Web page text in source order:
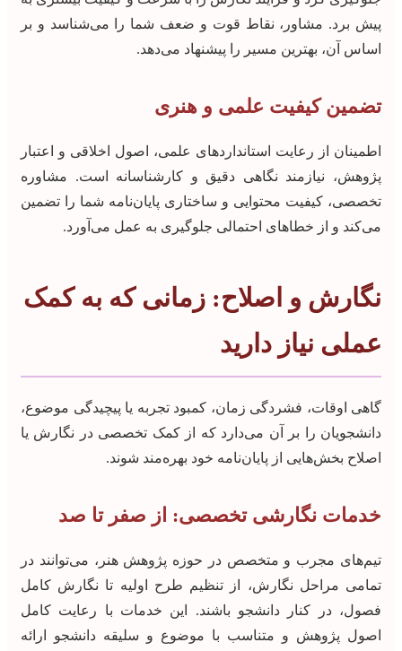
پیش برد. مشاور، نقاط قوت و ضعف شما را می‌شناسد و بر
اساس آن، بهترین مسیر را پیشنهاد می‌دهد.
تضمین کیفیت علمی و هنری
اطمینان از رعایت استانداردهای علمی، اصول اخلاقی و اعتبار
پژوهش، نیازمند نگاهی دقیق و کارشناسانه است. مشاوره
تخصصی، کیفیت محتوایی و ساختاری پایان‌نامه شما را تضمین
می‌کند و از خطاهای احتمالی جلوگیری به عمل می‌آورد.
نگارش و اصلاح: زمانی که به کمک
عملی نیاز دارید
گاهی اوقات، فشردگی زمان، کمبود تجربه یا پیچیدگی موضوع،
دانشجویان را بر آن می‌دارد که از کمک تخصصی در نگارش یا
اصلاح بخش‌هایی از پایان‌نامه خود بهره‌مند شوند.
خدمات نگارشی تخصصی: از صفر تا صد
تیم‌های مجرب و متخصص در حوزه پژوهش هنر، می‌توانند در
تمامی مراحل نگارش، از تنظیم طرح اولیه تا نگارش کامل
فصول، در کنار دانشجو باشند. این خدمات با رعایت کامل
اصول پژوهش و متناسب با موضوع و سلیقه دانشجو ارائه